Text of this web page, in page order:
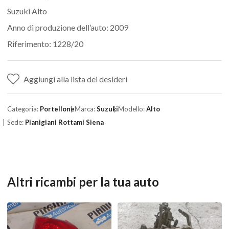
Suzuki Alto
Anno di produzione dell’auto: 2009
Riferimento: 1228/20
Aggiungi alla lista dei desideri
Categoria: PortelloneMarca:SuzukiModello:Alto
Sede: Pianigiani Rottami Siena
Altri ricambi per la tua auto